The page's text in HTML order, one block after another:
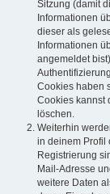
Sitzung (damit
Informationen
dieser als
Informationen
angemeldet
Cookies haben
Cookies kannst
löschen.
Weiterhin
in deinem Profil
Registrierung
Mail-Adresse
weitere Daten